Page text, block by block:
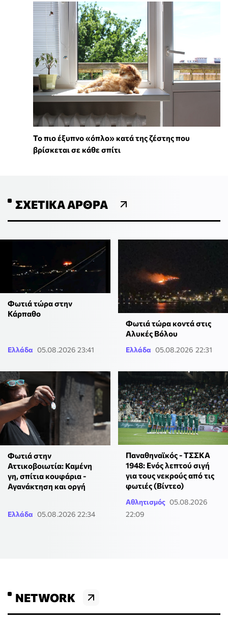
To πιο έξυπνο «όπλο» κατά της ζέστης που
βρίσκεται σε κάθε σπίτι
ΣΧΕΤΙΚΆ ΆΡΘΡΑ
Φωτιά τώρα στην
Κάρπαθο
Ελλάδα 05.08.2026 23:41
Φωτιά τώρα κοντά στις
Αλυκές Βόλου
Ελλάδα 05.08.2026 22:31
Φωτιά στην
Αττικοβοιωτία: Καμένη
γη, σπίτια κουφάρια -
Αγανάκτηση και οργή
Ελλάδα 05.08.2026 22:34
Παναθηναϊκός - ΤΣΣΚΑ
1948: Ενός λεπτού σιγή
για τους νεκρούς από τις
φωτιές (Βίντεο)
Αθλητισμός 05.08.2026
22:09
NETWORK